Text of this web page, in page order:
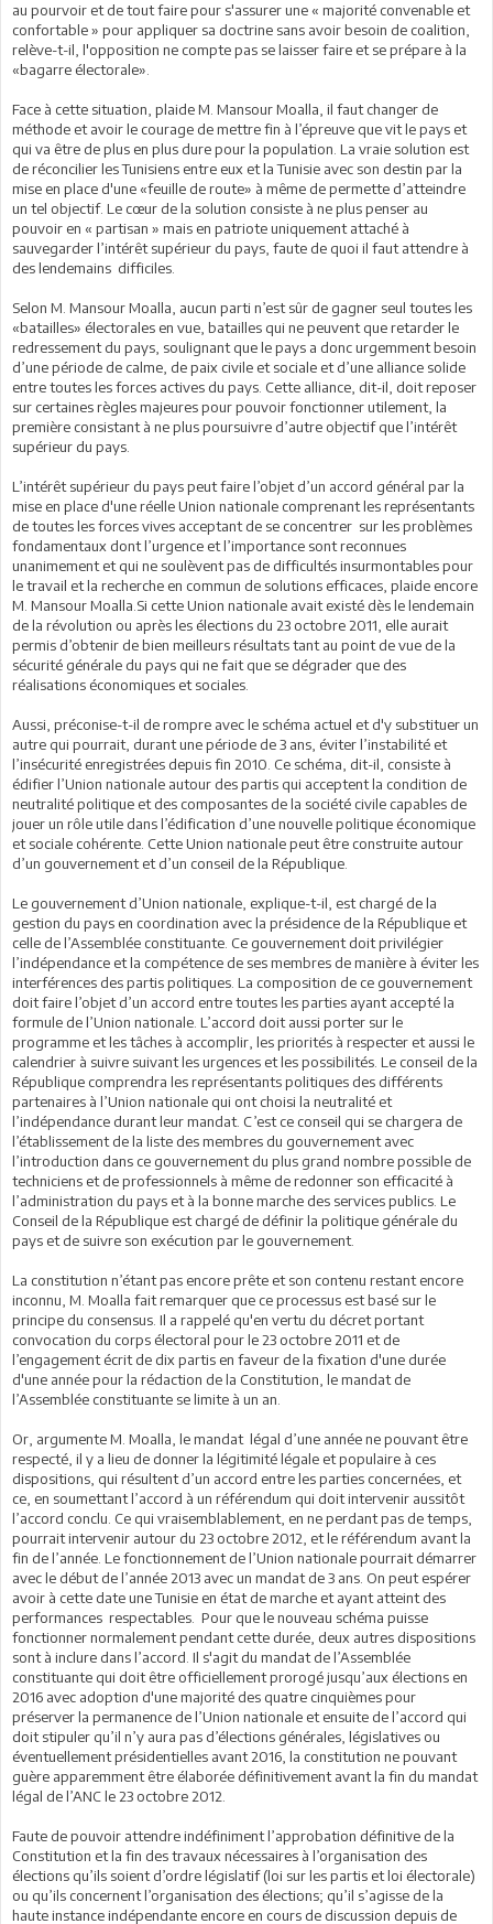
au pourvoir et de tout faire pour s'assurer une « majorité convenable et
confortable » pour appliquer sa doctrine sans avoir besoin de coalition,
relève-t-il, l'opposition ne compte pas se laisser faire et se prépare à la
«bagarre électorale».
Face à cette situation, plaide M. Mansour Moalla, il faut changer de
méthode et avoir le courage de mettre fin à l’épreuve que vit le pays et
qui va être de plus en plus dure pour la population. La vraie solution est
de réconcilier les Tunisiens entre eux et la Tunisie avec son destin par la
mise en place d'une «feuille de route» à même de permette d’atteindre
un tel objectif. Le cœur de la solution consiste à ne plus penser au
pouvoir en « partisan » mais en patriote uniquement attaché à
sauvegarder l’intérêt supérieur du pays, faute de quoi il faut attendre à
des lendemains difficiles.
Selon M. Mansour Moalla, aucun parti n’est sûr de gagner seul toutes les
«batailles» électorales en vue, batailles qui ne peuvent que retarder le
redressement du pays, soulignant que le pays a donc urgemment besoin
d’une période de calme, de paix civile et sociale et d’une alliance solide
entre toutes les forces actives du pays. Cette alliance, dit-il, doit reposer
sur certaines règles majeures pour pouvoir fonctionner utilement, la
première consistant à ne plus poursuivre d’autre objectif que l’intérêt
supérieur du pays.
L’intérêt supérieur du pays peut faire l’objet d’un accord général par la
mise en place d'une réelle Union nationale comprenant les représentants
de toutes les forces vives acceptant de se concentrer sur les problèmes
fondamentaux dont l’urgence et l’importance sont reconnues
unanimement et qui ne soulèvent pas de difficultés insurmontables pour
le travail et la recherche en commun de solutions efficaces, plaide encore
M. Mansour Moalla.Si cette Union nationale avait existé dès le lendemain
de la révolution ou après les élections du 23 octobre 2011, elle aurait
permis d’obtenir de bien meilleurs résultats tant au point de vue de la
sécurité générale du pays qui ne fait que se dégrader que des
réalisations économiques et sociales.
Aussi, préconise-t-il de rompre avec le schéma actuel et d'y substituer un
autre qui pourrait, durant une période de 3 ans, éviter l’instabilité et
l’insécurité enregistrées depuis fin 2010. Ce schéma, dit-il, consiste à
édifier l’Union nationale autour des partis qui acceptent la condition de
neutralité politique et des composantes de la société civile capables de
jouer un rôle utile dans l’édification d’une nouvelle politique économique
et sociale cohérente. Cette Union nationale peut être construite autour
d’un gouvernement et d’un conseil de la République.
Le gouvernement d’Union nationale, explique-t-il, est chargé de la
gestion du pays en coordination avec la présidence de la République et
celle de l’Assemblée constituante. Ce gouvernement doit privilégier
l’indépendance et la compétence de ses membres de manière à éviter les
interférences des partis politiques. La composition de ce gouvernement
doit faire l’objet d’un accord entre toutes les parties ayant accepté la
formule de l’Union nationale. L’accord doit aussi porter sur le
programme et les tâches à accomplir, les priorités à respecter et aussi le
calendrier à suivre suivant les urgences et les possibilités. Le conseil de la
République comprendra les représentants politiques des différents
partenaires à l’Union nationale qui ont choisi la neutralité et
l’indépendance durant leur mandat. C’est ce conseil qui se chargera de
l’établissement de la liste des membres du gouvernement avec
l’introduction dans ce gouvernement du plus grand nombre possible de
techniciens et de professionnels à même de redonner son efficacité à
l’administration du pays et à la bonne marche des services publics. Le
Conseil de la République est chargé de définir la politique générale du
pays et de suivre son exécution par le gouvernement.
La constitution n’étant pas encore prête et son contenu restant encore
inconnu, M. Moalla fait remarquer que ce processus est basé sur le
principe du consensus. Il a rappelé qu'en vertu du décret portant
convocation du corps électoral pour le 23 octobre 2011 et de
l’engagement écrit de dix partis en faveur de la fixation d'une durée
d'une année pour la rédaction de la Constitution, le mandat de
l’Assemblée constituante se limite à un an.
Or, argumente M. Moalla, le mandat légal d’une année ne pouvant être
respecté, il y a lieu de donner la légitimité légale et populaire à ces
dispositions, qui résultent d’un accord entre les parties concernées, et
ce, en soumettant l’accord à un référendum qui doit intervenir aussitôt
l’accord conclu. Ce qui vraisemblablement, en ne perdant pas de temps,
pourrait intervenir autour du 23 octobre 2012, et le référendum avant la
fin de l’année. Le fonctionnement de l’Union nationale pourrait démarrer
avec le début de l’année 2013 avec un mandat de 3 ans. On peut espérer
avoir à cette date une Tunisie en état de marche et ayant atteint des
performances respectables. Pour que le nouveau schéma puisse
fonctionner normalement pendant cette durée, deux autres dispositions
sont à inclure dans l’accord. Il s'agit du mandat de l’Assemblée
constituante qui doit être officiellement prorogé jusqu’aux élections en
2016 avec adoption d'une majorité des quatre cinquièmes pour
préserver la permanence de l’Union nationale et ensuite de l’accord qui
doit stipuler qu’il n’y aura pas d’élections générales, législatives ou
éventuellement présidentielles avant 2016, la constitution ne pouvant
guère apparemment être élaborée définitivement avant la fin du mandat
légal de l’ANC le 23 octobre 2012.
Faute de pouvoir attendre indéfiniment l’approbation définitive de la
Constitution et la fin des travaux nécessaires à l’organisation des
élections qu’ils soient d’ordre législatif (loi sur les partis et loi électorale)
ou qu’ils concernent l’organisation des élections; qu’il s’agisse de la
haute instance indépendante encore en cours de discussion depuis de